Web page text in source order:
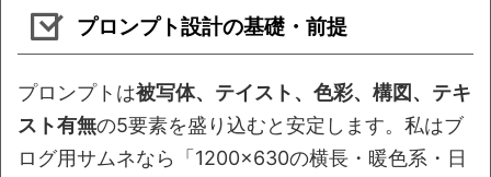
プロンプト設計の基礎・前提
プロンプトは被写体、テイスト、色彩、構図、テキ
スト有無の5要素を盛り込むと安定します。私はブ
ログ用サムネなら「1200×630の横長・暖色系・日